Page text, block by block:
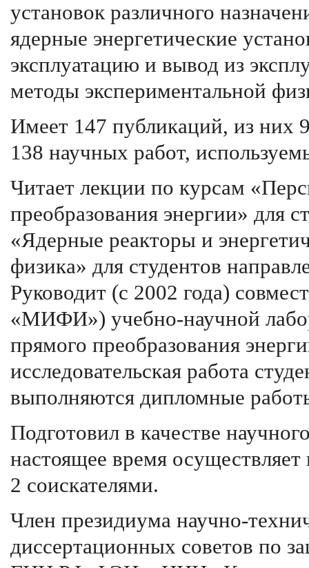
установок различного
ядерные энергетические
эксплуатацию и вывод из
методы экспериментальной
Имеет 147 публикаций, из них
138 научных работ,
Читает лекции по курсам
преобразования энергии» для
«Ядерные реакторы и
физика» для студентов
Руководит (с 2002 года)
«МИФИ») учебно-научной
прямого преобразования
исследовательская работа
выполняются дипломные
Подготовил в качестве
настоящее время
2 соискателями.
Член президиума научно-
диссертационных советов по